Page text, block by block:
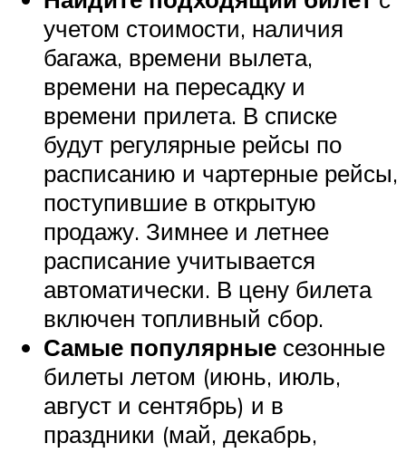
учетом стоимости, наличия
багажа, времени вылета,
времени на пересадку и
времени прилета. В списке
будут регулярные рейсы по
расписанию и чартерные рейсы,
поступившие в открытую
продажу. Зимнее и летнее
расписание учитывается
автоматически. В цену билета
включен топливный сбор.
Самые популярные сезонные
билеты летом (июнь, июль,
август и сентябрь) и в
праздники (май, декабрь,